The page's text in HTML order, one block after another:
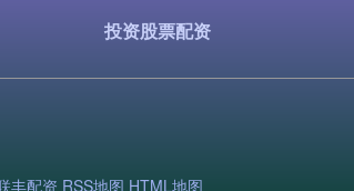
投资股票配资
丰配资 RSS地图 HTML地图